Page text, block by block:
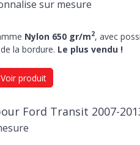
sur mesure
Nylon 650 gr/m2, avec
la bordure. Le plus vendu !
Voir produit
Ford Transit 2007-